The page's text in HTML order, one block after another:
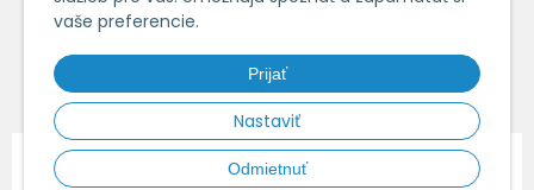
vaše preferencie.
Prijať
Nastaviť
Odmietnuť
Obchodné podmienky
Ochrana osobných údajov
Ako nakupovať
© 2026 Vzduchoshop.sk - Váš obchod so vzduchotechnikou • tvorba